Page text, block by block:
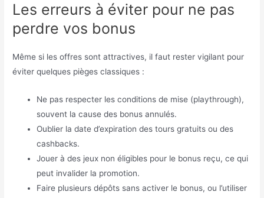
Les erreurs à éviter pour ne pas
perdre vos bonus
Même si les offres sont attractives, il faut rester vigilant pour
éviter quelques pièges classiques :
Ne pas respecter les conditions de mise (playthrough),
souvent la cause des bonus annulés.
Oublier la date d’expiration des tours gratuits ou des
cashbacks.
Jouer à des jeux non éligibles pour le bonus reçu, ce qui
peut invalider la promotion.
Faire plusieurs dépôts sans activer le bonus, ou l’utiliser